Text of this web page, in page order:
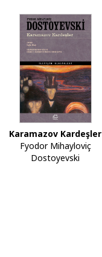
Karamazov Kardeşler
Fyodor Mihayloviç
Dostoyevski